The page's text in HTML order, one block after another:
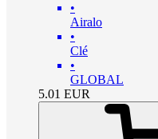
•
Airalo
•
Clé
•
GLOBAL
5.01 EUR